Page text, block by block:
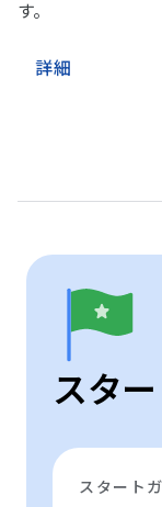
す。
詳細
スタ
スタート